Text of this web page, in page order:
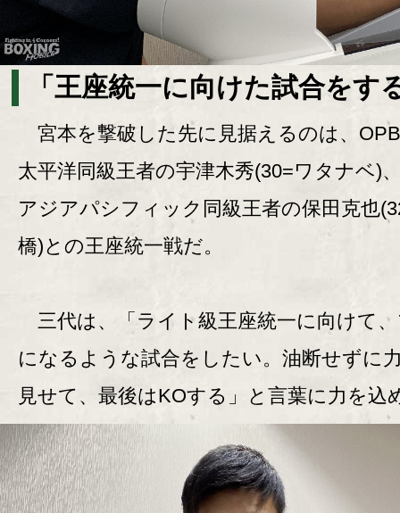
「王座統一に向けた試合をす
宮本を撃破した先に見据えるのは、
太平洋同級王者の宇津木秀(30=ワタナベ)
アジアパシフィック同級王者の保田克也
橋)との王座統一戦だ。
三代は、「ライト級王座統一に向けて
になるような試合をしたい。油断せずに
見せて、最後はKOする」と言葉に力を込